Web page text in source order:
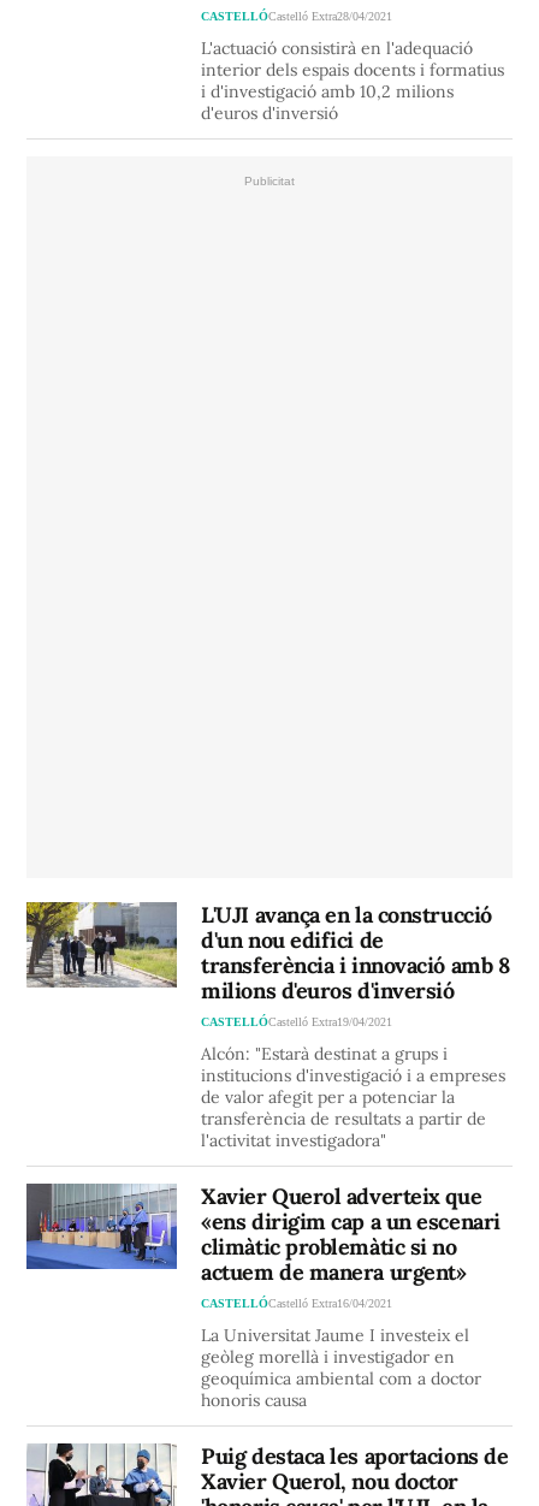
CASTELLÓCastelló Extra28/04/2021
L'actuació consistirà en l'adequació
interior dels espais docents i formatius
i d'investigació amb 10,2 milions
d'euros d'inversió
L'UJI avança en la construcció
d'un nou edifici de
transferència i innovació amb 8
milions d'euros d'inversió
CASTELLÓCastelló Extra19/04/2021
Alcón: "Estarà destinat a grups i
institucions d'investigació i a empreses
de valor afegit per a potenciar la
transferència de resultats a partir de
l'activitat investigadora"
Xavier Querol adverteix que
«ens dirigim cap a un escenari
climàtic problemàtic si no
actuem de manera urgent»
CASTELLÓCastelló Extra16/04/2021
La Universitat Jaume I investeix el
geòleg morellà i investigador en
geoquímica ambiental com a doctor
honoris causa
Puig destaca les aportacions de
Xavier Querol, nou doctor